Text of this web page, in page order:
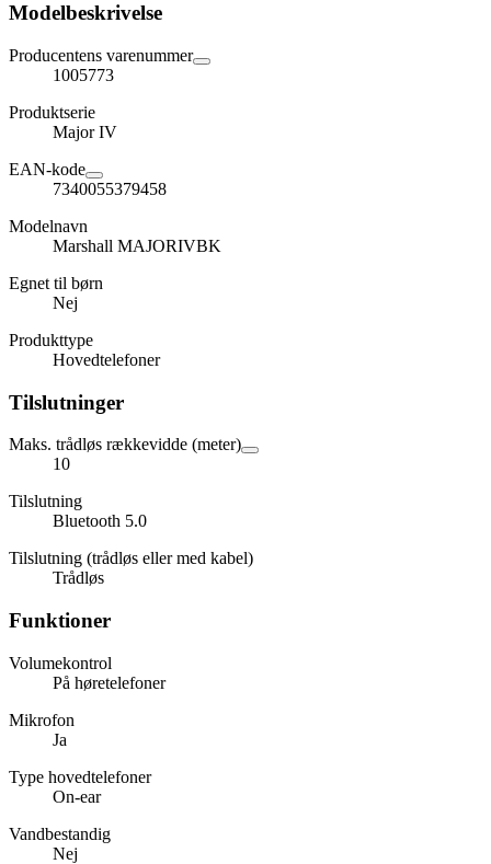
Modelbeskrivelse
Producentens varenummer
1005773
Produktserie
Major IV
EAN-kode
7340055379458
Modelnavn
Marshall MAJORIVBK
Egnet til børn
Nej
Produkttype
Hovedtelefoner
Tilslutninger
Maks. trådløs rækkevidde (meter)
10
Tilslutning
Bluetooth 5.0
Tilslutning (trådløs eller med kabel)
Trådløs
Funktioner
Volumekontrol
På høretelefoner
Mikrofon
Ja
Type hovedtelefoner
On-ear
Vandbestandig
Nej